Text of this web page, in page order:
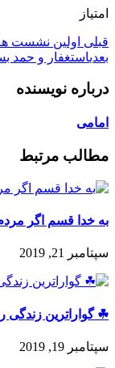
امتیاز
قبلی اولین نشست
بعدیاستغفار و حمد
درباره نویسنده
امامی
مطالب مرتبط
به خدا قسم اگر
سپتامبر 21, 2019
☘ گواراترین
سپتامبر 19, 2019